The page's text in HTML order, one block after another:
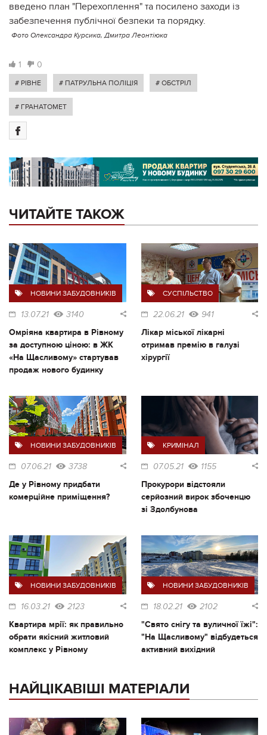
введено план "Перехоплення" та посилено заходи із
забезпечення публічної безпеки та порядку.
Фото Олександра Курсика, Дмитра Леонтіюка
1 0
# РІВНЕ # ПАТРУЛЬНА ПОЛІЦІЯ # ОБСТРІЛ
# ГРАНАТОМЕТ
ЧИТАЙТЕ ТАКОЖ
НОВИНИ ЗАБУДОВНИКІВ
13.07.21 3140
Омріяна квартира в Рівному
за доступною ціною: в ЖК
«На Щасливому» стартував
продаж нового будинку
СУСПІЛЬСТВО
22.06.21 941
Лікар міської лікарні
отримав премію в галузі
хірургії
НОВИНИ ЗАБУДОВНИКІВ
07.06.21 3738
Де у Рівному придбати
комерційне приміщення?
КРИМІНАЛ
07.05.21 1155
Прокурори відстояли
серйозний вирок збоченцю
зі Здолбунова
НОВИНИ ЗАБУДОВНИКІВ
16.03.21 2123
Квартира мрії: як правильно
обрати якісний житловий
комплекс у Рівному
НОВИНИ ЗАБУДОВНИКІВ
18.02.21 2102
"Свято снігу та вуличної їжі":
"На Щасливому" відбудеться
активний вихідний
НАЙЦІКАВІШІ МАТЕРІАЛИ